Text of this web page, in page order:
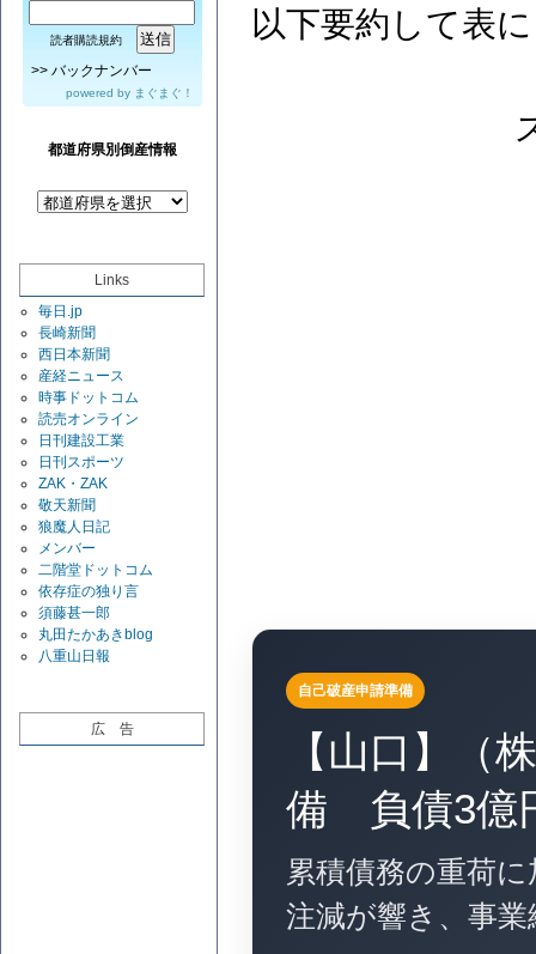
読者購読規約
>> バックナンバー
powered by まぐまぐ！
都道府県別倒産情報
Links
毎日.jp
長崎新聞
西日本新聞
産経ニュース
時事ドットコム
読売オンライン
日刊建設工業
日刊スポーツ
ZAK・ZAK
敬天新聞
狼魔人日記
メンバー
二階堂ドットコム
依存症の独り言
須藤甚一郎
丸田たかあきblog
八重山日報
広 告
以下要約して表
自己破産申請準備
【山口】（
備 負債3億
累積債務の重荷
注減が響き、事